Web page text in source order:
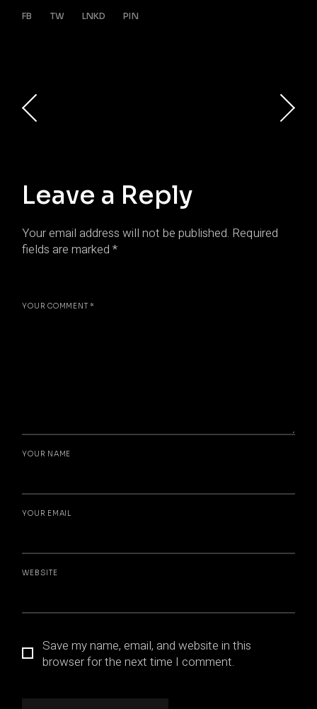
FB TW LNKD PIN
Leave a Reply
Your email address will not be published. Required
fields are marked*
YOUR COMMENT *
YOUR NAME
YOUR EMAIL
WEBSITE
Save my name, email, and website in this
browser for the next time I comment.